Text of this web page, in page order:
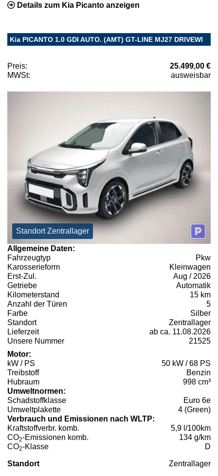
Details zum Kia Picanto anzeigen
Kia PICANTO 1.0 GDI AUTO. (AMT) GT-LINE MJ27 DRIVEWI
Preis:
25.499,00 €
MWSt:
ausweisbar
Standort Zentrallager
Allgemeine Daten:
Fahrzeugtyp
Pkw
Karosserieform
Kleinwagen
Erst-Zul.
Aug / 2026
Getriebe
Automatik
Kilometerstand
15 km
Anzahl der Türen
5
Farbe
Silber
Standort
Zentrallager
Lieferzeit
ab ca. 11.08.2026
Unsere Nummer
21525
Motor:
kW / PS
50 kW / 68 PS
Treibstoff
Benzin
Hubraum
998 cm³
Umweltnormen:
Schadstoffklasse
Euro 6e
Umweltplakette
4 (Green)
Verbrauch und Emissionen nach WLTP:
Kraftstoffverbr. komb.
5,9 l/100km
CO2-Emissionen komb.
134 g/km
CO2-Klasse D
Standort Zentrallager